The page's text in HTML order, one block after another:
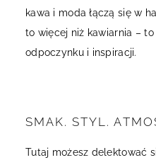
kawa i moda łączą się w
to więcej niż kawiarnia –
odpoczynku i inspiracji.
SMAK. STYL.
Tutaj możesz delektować